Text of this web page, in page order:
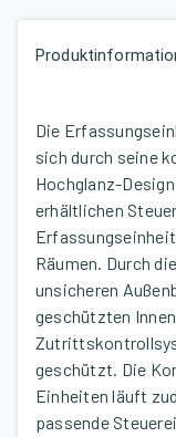
Die
sich durch seine
Hochglanz-
erhältlichen
Räumen. Durch
unsicheren
geschützten
geschützt. Die
Einheiten läuft
passende